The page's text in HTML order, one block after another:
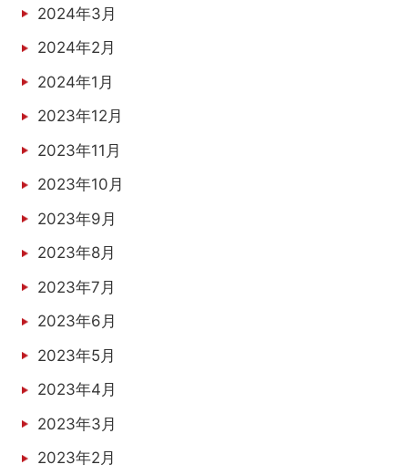
2024年3月
2024年2月
2024年1月
2023年12月
2023年11月
2023年10月
2023年9月
2023年8月
2023年7月
2023年6月
2023年5月
2023年4月
2023年3月
2023年2月